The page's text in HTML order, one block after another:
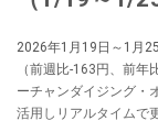
2026年1月19日～1月
（前週比-163円、前
ーチャンダイジング・
活用しリアルタイムで